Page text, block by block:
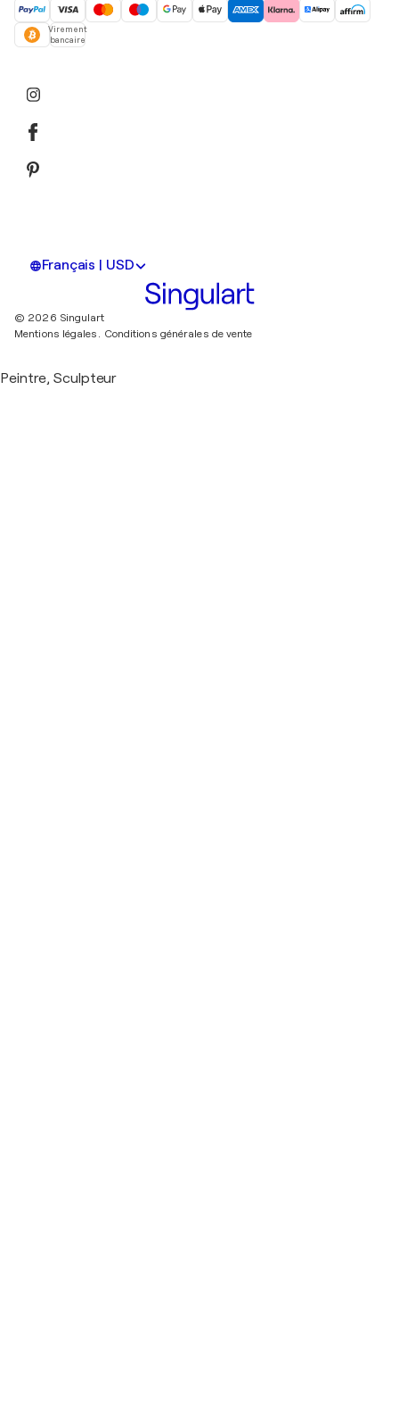
Virement
bancaire
Français | USD
© 2026 Singulart
Mentions légales. Conditions générales de vente
Peintre, Sculpteur